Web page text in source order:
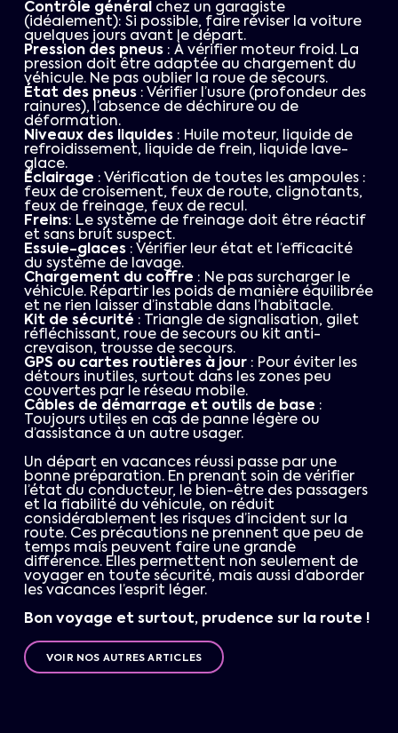
Contrôle général chez un garagiste
(idéalement): Si possible, faire réviser la voiture
quelques jours avant le départ.
Pression des pneus : À vérifier moteur froid. La
pression doit être adaptée au chargement du
véhicule. Ne pas oublier la roue de secours.
État des pneus : Vérifier l’usure (profondeur des
rainures), l’absence de déchirure ou de
déformation.
Niveaux des liquides : Huile moteur, liquide de
refroidissement, liquide de frein, liquide lave-
glace.
Éclairage : Vérification de toutes les ampoules :
feux de croisement, feux de route, clignotants,
feux de freinage, feux de recul.
Freins: Le système de freinage doit être réactif
et sans bruit suspect.
Essuie-glaces : Vérifier leur état et l’efficacité
du système de lavage.
Chargement du coffre : Ne pas surcharger le
véhicule. Répartir les poids de manière équilibrée
et ne rien laisser d’instable dans l’habitacle.
Kit de sécurité : Triangle de signalisation, gilet
réfléchissant, roue de secours ou kit anti-
crevaison, trousse de secours.
GPS ou cartes routières à jour : Pour éviter les
détours inutiles, surtout dans les zones peu
couvertes par le réseau mobile.
Câbles de démarrage et outils de base :
Toujours utiles en cas de panne légère ou
d’assistance à un autre usager.
Un départ en vacances réussi passe par une
bonne préparation. En prenant soin de vérifier
l’état du conducteur, le bien-être des passagers
et la fiabilité du véhicule, on réduit
considérablement les risques d’incident sur la
route. Ces précautions ne prennent que peu de
temps mais peuvent faire une grande
différence. Elles permettent non seulement de
voyager en toute sécurité, mais aussi d’aborder
les vacances l’esprit léger.
Bon voyage et surtout, prudence sur la route !
VOIR NOS AUTRES ARTICLES